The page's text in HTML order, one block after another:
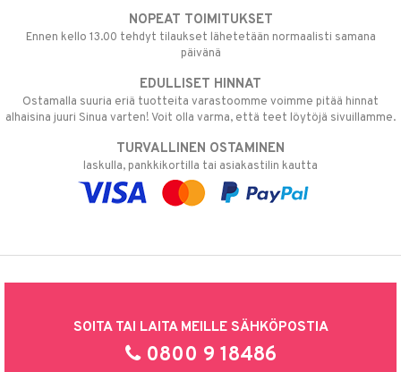
NOPEAT TOIMITUKSET
Ennen kello 13.00 tehdyt tilaukset lähetetään normaalisti samana
päivänä
EDULLISET HINNAT
Ostamalla suuria eriä tuotteita varastoomme voimme pitää hinnat
alhaisina juuri Sinua varten! Voit olla varma, että teet löytöjä sivuillamme.
TURVALLINEN OSTAMINEN
laskulla, pankkikortilla tai asiakastilin kautta
SOITA TAI LAITA MEILLE SÄHKÖPOSTIA
0800 9 18486